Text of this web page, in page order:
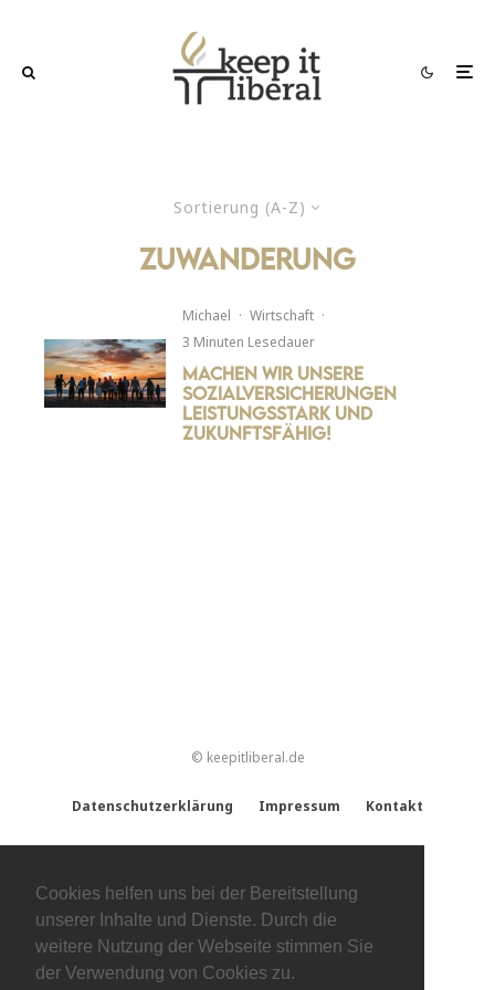
Cookies helfen uns bei der Bereitstellung
unserer Inhalte und Dienste. Durch die
weitere Nutzung der Webseite stimmen Sie
der Verwendung von Cookies zu.
Sortierung (A-Z)
zuwanderung
Michael · Wirtschaft ·
3 Minuten Lesedauer
Machen wir unsere
Sozialversicherungen
leistungsstark und
zukunftsfähig!
© keepitliberal.de
Datenschutzerklärung Impressum Kontakt